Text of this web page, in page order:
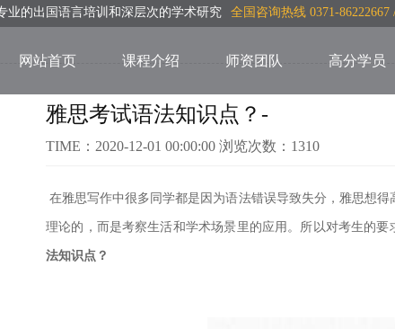
业的出国语言培训和深层次的学术研究 全国咨询热线 0371-86222667
网站首页 课程介绍 师资团队 高分学员
雅思考试语法知识点？-
TIME：2020-12-01 00:00:00 浏览次数：1310
在雅思写作中很多同学都是因为语法错误导致失分，雅思想得
理论的，而是考察生活和学术场景里的应用。所以对考生的要
法知识点？